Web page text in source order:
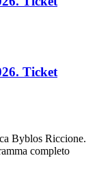
Ticket
Byblos Riccione.
completo